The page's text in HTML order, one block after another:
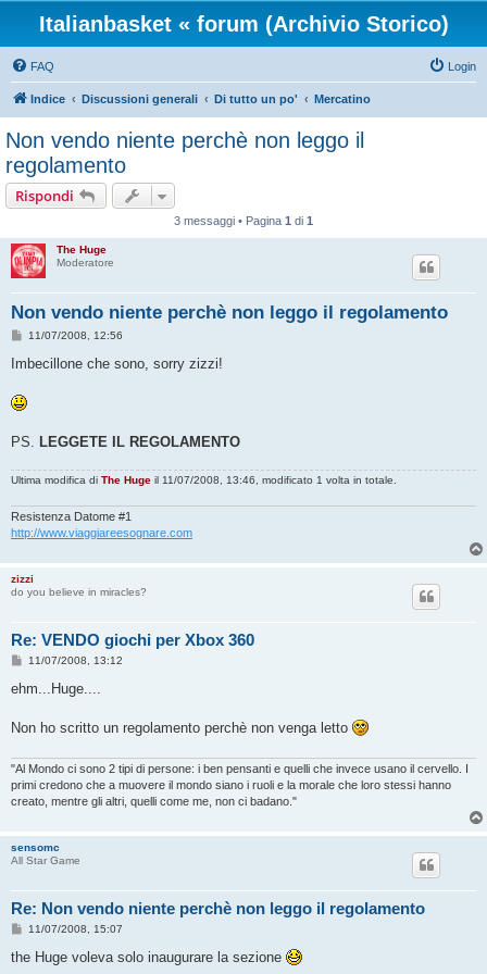
Italianbasket « forum (Archivio Storico)
FAQ Login
Indice Discussioni generali Di tutto un po' Mercatino
Non vendo niente perchè non leggo il
regolamento
Rispondi
3 messaggi • Pagina 1 di 1
The Huge
Moderatore
Non vendo niente perchè non leggo il regolamento
M
s
g
g
o
11/07/2008, 12:56
Imbecillone che sono, sorry zizzi!
PS. LEGGETE IL REGOLAMENTO
Ultima modifica di The Huge il 11/07/2008, 13:46, modificato 1 volta in totale.
Resistenza Datome #1
http://www.viaggiareesognare.com
zizzi
do you believe in miracles?
Re: VENDO giochi per Xbox 360
M
s
g
o
11/07/2008, 13:12
ehm...Huge....
Non ho scritto un regolamento perchè non venga letto
"Al Mondo ci sono 2 tipi di persone: i ben pensanti e quelli che invece usano il cervello. I
primi credono che a muovere il mondo siano i ruoli e la morale che loro stessi hanno
creato, mentre gli altri, quelli come me, non ci badano."
sensomc
All Star Game
Re: Non vendo niente perchè non leggo il regolamento
M
s
11/07/2008, 15:07
the Huge voleva solo inaugurare la sezione